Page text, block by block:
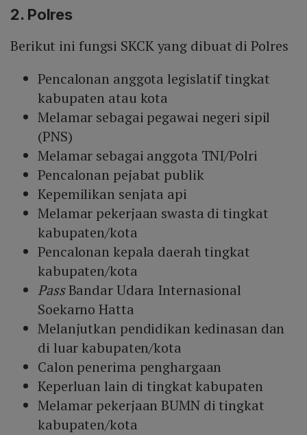
2. Polres
Berikut ini fungsi SKCK yang dibuat di Polres
Pencalonan anggota legislatif tingkat
kabupaten atau kota
Melamar sebagai pegawai negeri sipil
(PNS)
Melamar sebagai anggota TNI/Polri
Pencalonan pejabat publik
Kepemilikan senjata api
Melamar pekerjaan swasta di tingkat
kabupaten/kota
Pencalonan kepala daerah tingkat
kabupaten/kota
PassBandar Udara Internasional
Soekarno Hatta
Melanjutkan pendidikan kedinasan dan
di luar kabupaten/kota
Calon penerima penghargaan
Keperluan lain di tingkat kabupaten
Melamar pekerjaan BUMN di tingkat
kabupaten/kota